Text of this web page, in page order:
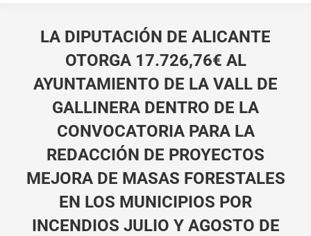
LA DIPUTACIÓN DE ALICANTE
OTORGA 17.726,76€ AL
AYUNTAMIENTO DE LA VALL DE
GALLINERA DENTRO DE LA
CONVOCATORIA PARA LA
REDACCIÓN DE PROYECTOS
MEJORA DE MASAS FORESTALES
EN LOS MUNICIPIOS POR
INCENDIOS JULIO Y AGOSTO DE